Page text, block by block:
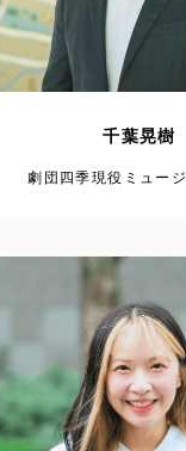
千葉晃樹
劇団四季現役ミュー